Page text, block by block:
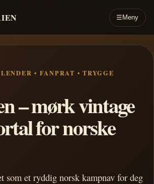
☰ Meny
• FANPRAT • TRYGGE
– mørk vintage
for norske
som et ryddig norsk kampnav for deg